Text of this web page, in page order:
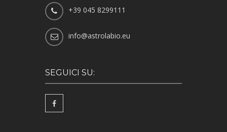
+39 045 8299111
info@astrolabio.eu
SEGUICI SU: